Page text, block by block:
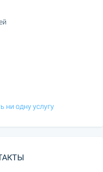
ни одну услугу